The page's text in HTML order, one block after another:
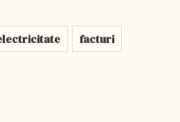
facturi